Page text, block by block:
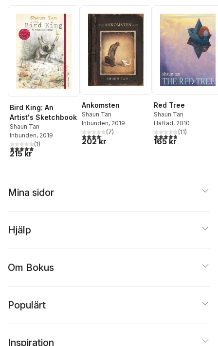
Bird King: An
Artist's Sketchbook
Shaun Tan
Inbunden, 2019
5,0utav 5 stjärnor. Totalt antal röster:
(1)
215 kr
Ankomsten
Shaun Tan
Inbunden, 2019
4,1utav 5 stjärnor. Totalt antal röster:
(7)
202 kr
Red Tree
Shaun Tan
Häftad, 2010
4,7utav 5 stjärnor.
(11)
165 kr
Mina sidor
Hjälp
Om Bokus
Populärt
Inspiration